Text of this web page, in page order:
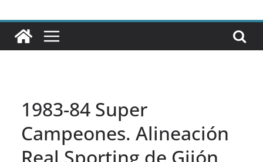
1983-84 Super
Campeones. Alineación